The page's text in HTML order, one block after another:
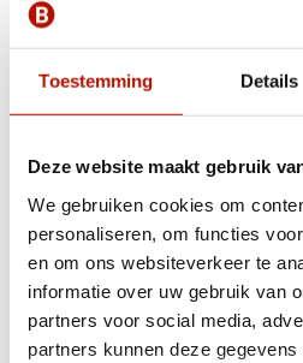
Toestemming Details
Deze website maakt gebruik
We gebruiken cookies om
personaliseren, om functies
en om ons websiteverkeer te
informatie over uw gebruik van
partners voor social media,
partners kunnen deze
Grofvuil
Puinafval
CONTAINER HUREN
Groenafval